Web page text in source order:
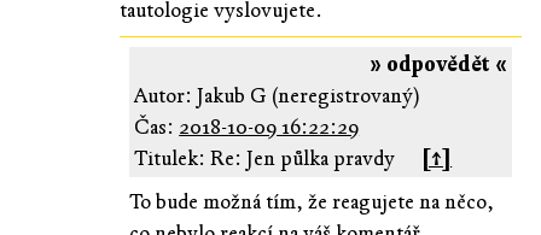
tautologie vyslovujete.
» odpovědět «
Autor: Jakub G (neregistrovaný)
Čas: 2018-10-09 16:22:29
Titulek: Re: Jen půlka pravdy
[↑]
To bude možná tím, že reagujete na něco,